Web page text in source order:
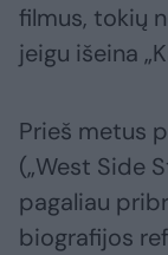
filmus, tokių
jeigu išeina
Prieš metus
(„West Side
pagaliau
biografijos